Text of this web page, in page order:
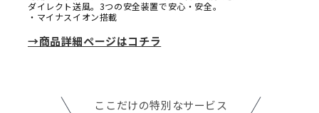
ダイレクト送風。3つの安全装置で安心・安全。
・マイナスイオン搭載
→商品詳細ページはコチラ
ここだけの特別なサービス